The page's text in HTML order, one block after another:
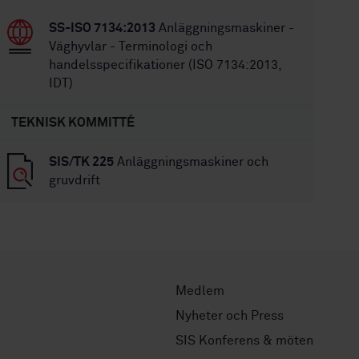
SS-ISO 7134:2013 Anläggningsmaskiner -
Väghyvlar - Terminologi och
handelsspecifikationer (ISO 7134:2013,
IDT)
TEKNISK KOMMITTÉ
SIS/TK 225 Anläggningsmaskiner och
gruvdrift
Medlem
Nyheter och Press
SIS Konferens & möten